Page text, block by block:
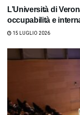
L’Università di
occupabilità e
15 LUGLIO 2026